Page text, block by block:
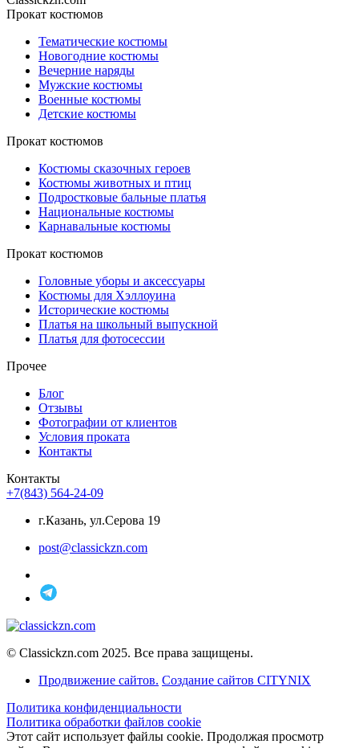
Прокат костюмов
Тематические костюмы
Новогодние костюмы
Вечерние наряды
Мужские костюмы
Военные костюмы
Детские костюмы
Прокат костюмов
Костюмы сказочных героев
Костюмы животных и птиц
Подростковые бальные платья
Национальные костюмы
Карнавальные костюмы
Прокат костюмов
Головные уборы и аксессуары
Костюмы для Хэллоуина
Исторические костюмы
Платья на школьный выпускной
Платья для фотосессии
Прочее
Блог
Отзывы
Фотографии от клиентов
Условия проката
Контакты
Контакты
+7(843) 564-24-09
г.Казань, ул.Серова 19
post@classickzn.com
© Classickzn.com 2025. Все права защищены.
Продвижение сайтов. Создание сайтов CITYNIX
Политика конфиденциальности
Политика обработки файлов cookie
Этот сайт использует файлы cookie. Продолжая просмотр